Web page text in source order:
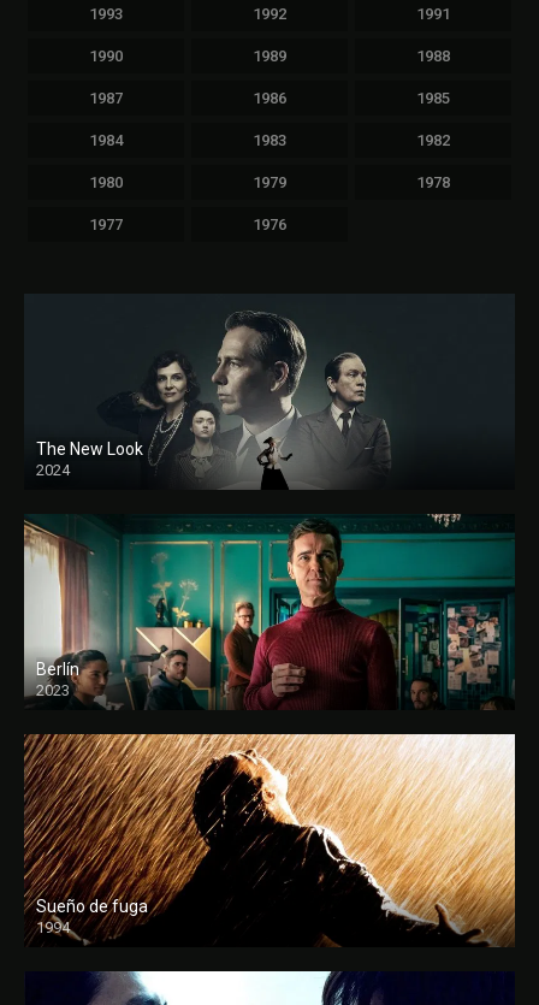
1993 1992 1991
1990 1989 1988
1987 1986 1985
1984 1983 1982
1980 1979 1978
1977 1976
The New Look
2024
Berlín
2023
Sueño de fuga
1994
FULL HD